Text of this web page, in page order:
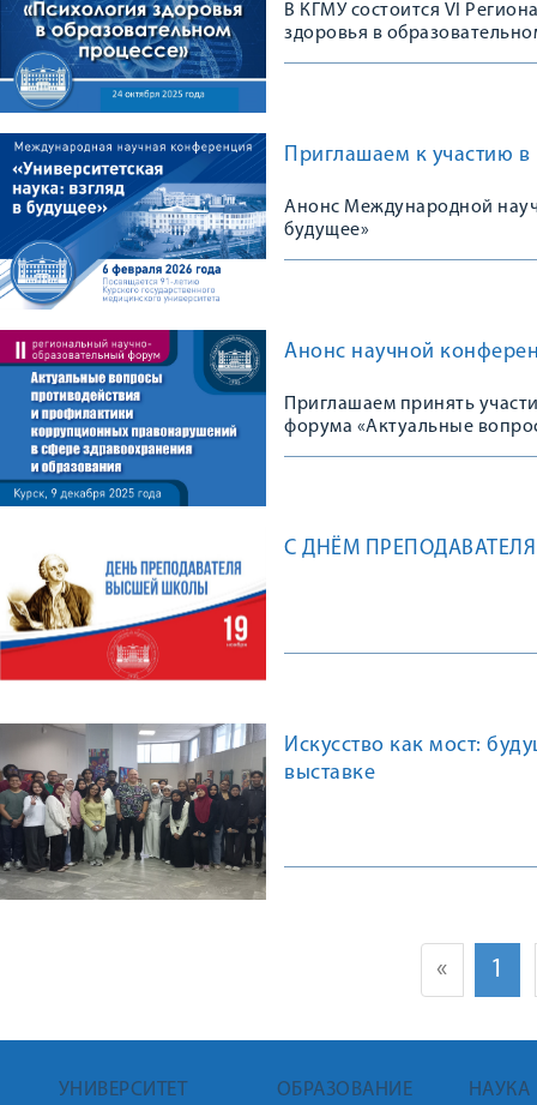
В КГМУ состоится VI
здоровья в
Приглашаем к участию
Анонс Международной
будущее»
Анонс научной
Приглашаем принять
форума «Актуальные
С ДНЁМ
Искусство как мост:
выставке
« 1
УНИВЕРСИТЕТ ОБРАЗОВАНИЕ НАУКА